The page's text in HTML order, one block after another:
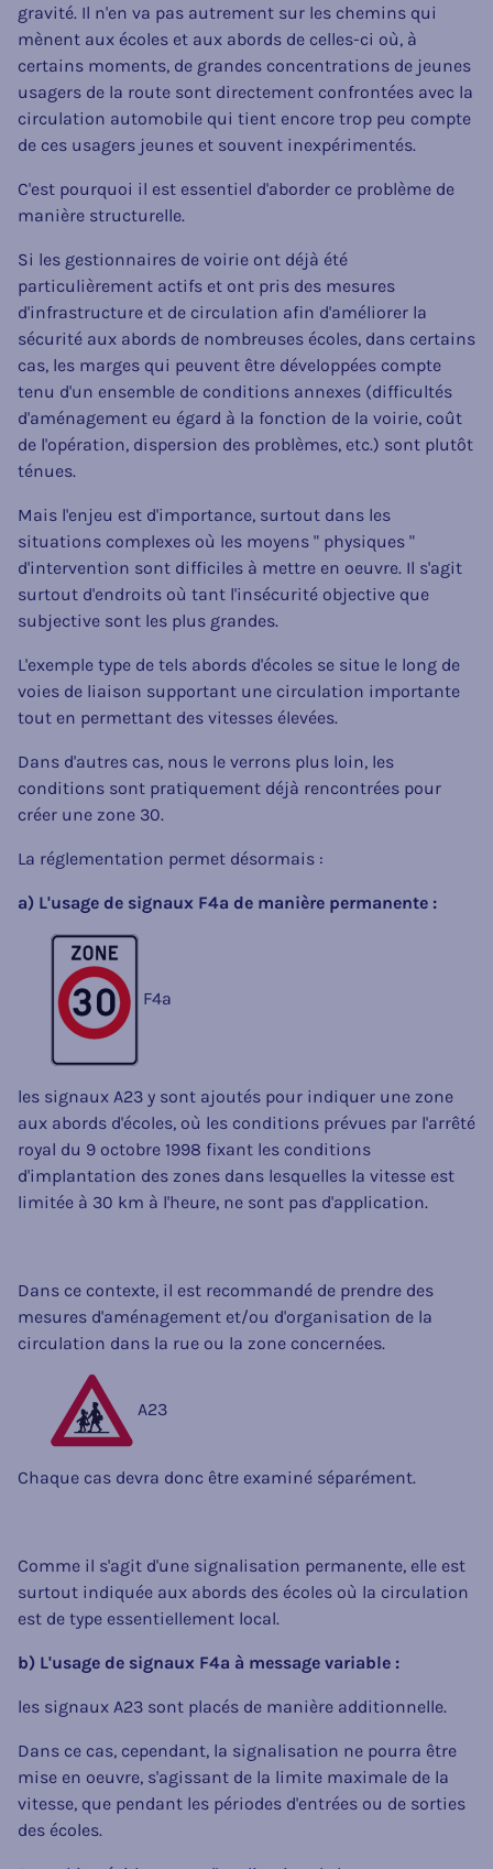
gravité. Il n'en va pas autrement sur les chemins qui
mènent aux écoles et aux abords de celles-ci où, à
certains moments, de grandes concentrations de jeunes
usagers de la route sont directement confrontées avec la
circulation automobile qui tient encore trop peu compte
de ces usagers jeunes et souvent inexpérimentés.
C'est pourquoi il est essentiel d'aborder ce problème de
manière structurelle.
Si les gestionnaires de voirie ont déjà été
particulièrement actifs et ont pris des mesures
d'infrastructure et de circulation afin d'améliorer la
sécurité aux abords de nombreuses écoles, dans certains
cas, les marges qui peuvent être développées compte
tenu d'un ensemble de conditions annexes (difficultés
d'aménagement eu égard à la fonction de la voirie, coût
de l'opération, dispersion des problèmes, etc.) sont plutôt
ténues.
Mais l'enjeu est d'importance, surtout dans les
situations complexes où les moyens " physiques "
d'intervention sont difficiles à mettre en oeuvre. Il s'agit
surtout d'endroits où tant l'insécurité objective que
subjective sont les plus grandes.
L'exemple type de tels abords d'écoles se situe le long de
voies de liaison supportant une circulation importante
tout en permettant des vitesses élevées.
Dans d'autres cas, nous le verrons plus loin, les
conditions sont pratiquement déjà rencontrées pour
créer une zone 30.
La réglementation permet désormais :
a) L'usage de signaux F4a de manière permanente :
F4a
les signaux A23 y sont ajoutés pour indiquer une zone
aux abords d'écoles, où les conditions prévues par l'arrêté
royal du 9 octobre 1998 fixant les conditions
d'implantation des zones dans lesquelles la vitesse est
limitée à 30 km à l'heure, ne sont pas d'application.
Dans ce contexte, il est recommandé de prendre des
mesures d'aménagement et/ou d'organisation de la
circulation dans la rue ou la zone concernées.
A23
Chaque cas devra donc être examiné séparément.
Comme il s'agit d'une signalisation permanente, elle est
surtout indiquée aux abords des écoles où la circulation
est de type essentiellement local.
b) L'usage de signaux F4a à message variable :
les signaux A23 sont placés de manière additionnelle.
Dans ce cas, cependant, la signalisation ne pourra être
mise en oeuvre, s'agissant de la limite maximale de la
vitesse, que pendant les périodes d'entrées ou de sorties
des écoles.